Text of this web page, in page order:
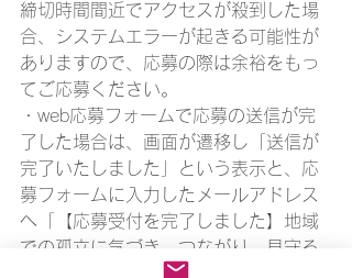
締切時間間近でアクセスが殺到した場
合、システムエラーが起きる可能性が
ありますので、応募の際は余裕をもっ
てご応募ください。
・web応募フォームで応募の送信が完
了した場合は、画面が遷移し「送信が
完了いたしました」という表示と、応
募フォームに入力したメールアドレス
へ「【応募受付を完了しました】地域
での孤立に気づき、つながり、見守る
人材(つながりワーカー)養成および実践